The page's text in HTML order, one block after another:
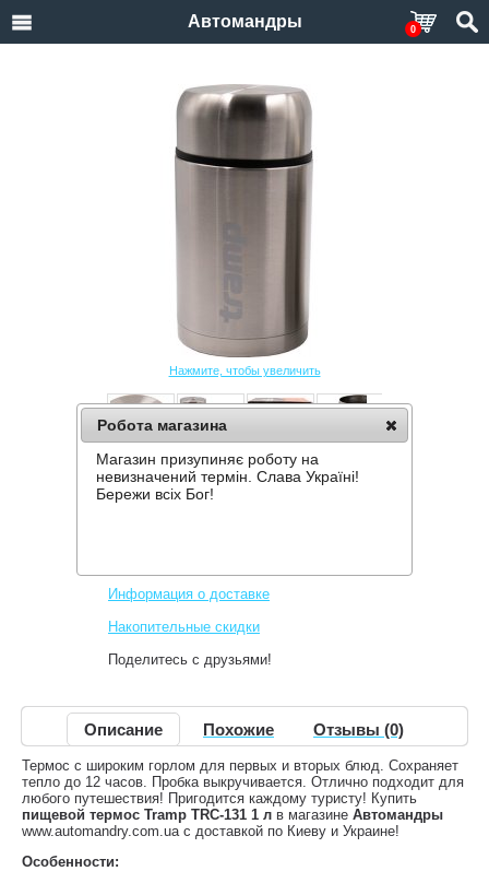
Автомандры 0
Нажмите, чтобы увеличить
ПИЩЕВОЙ ТЕРМОС TRAMP TRC-131 1 Л
Информация о доставке
Накопительные скидки
Поделитесь с друзьями!
Описание Похожие Отзывы (0)
Термос с широким горлом для первых и вторых блюд. Сохраняет
тепло до 12 часов. Пробка выкручивается. Отлично подходит для
любого путешествия! Пригодится каждому туристу! Купить
пищевой термос Tramp TRC-131 1 л в магазине Автомандры
www.automandry.com.ua с доставкой по Киеву и Украине!
Особенности:
Робота магазина
Магазин призупиняє роботу на
невизначений термін. Слава Україні!
Бережи всіх Бог!